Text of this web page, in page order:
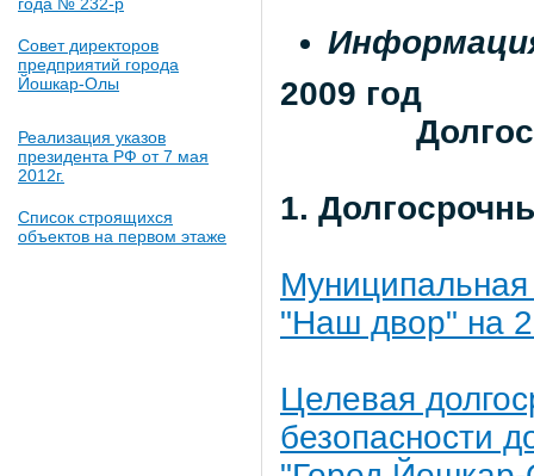
Совет директоров
предприятий города
Йошкар-Олы
Реализация указов
президента РФ от 7 мая
2012г.
Список строящихся
объектов на первом этаже
2009 год
1.
"Наш двор" на
Целевая
безопасности